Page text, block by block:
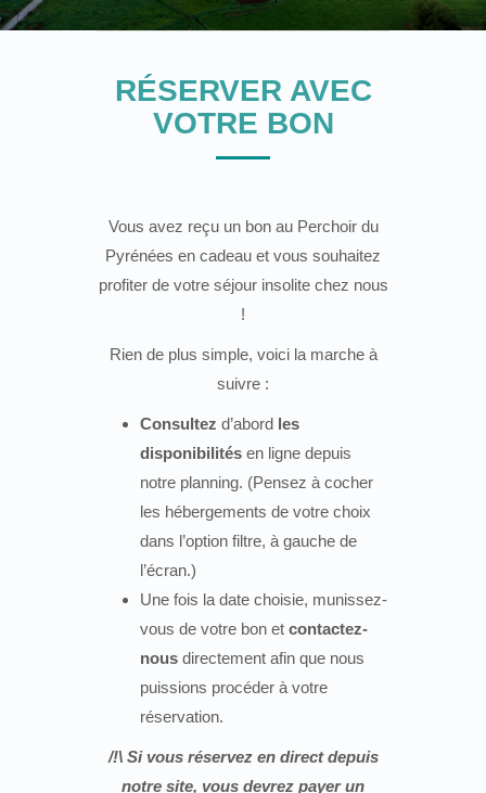
RÉSERVER AVEC
VOTRE BON
Vous avez reçu un bon au Perchoir du
Pyrénées en cadeau et vous souhaitez
profiter de votre séjour insolite chez nous
!
Rien de plus simple, voici la marche à
suivre :
Consultez d’abord les
disponibilités en ligne depuis
notre planning. (Pensez à cocher
les hébergements de votre choix
dans l’option filtre, à gauche de
l’écran.)
Une fois la date choisie, munissez-
vous de votre bon et contactez-
nous directement afin que nous
puissions procéder à votre
réservation.
/!\ Si vous réservez en direct depuis
notre site, vous devrez payer un